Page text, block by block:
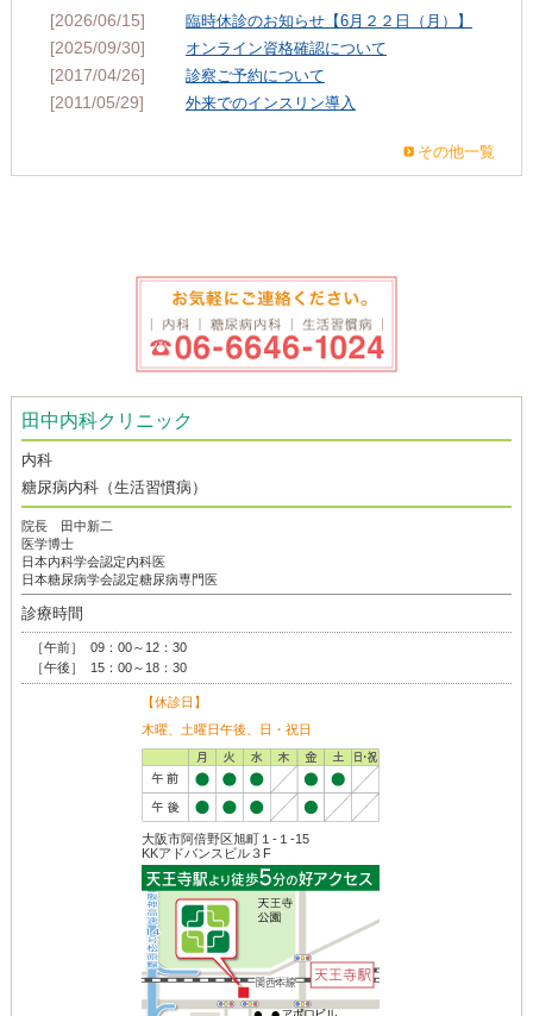
[2026/06/15] 臨時休診のお知らせ【6月２２日（月）】
[2025/09/30] オンライン資格確認について
[2017/04/26] 診察ご予約について
[2011/05/29] 外来でのインスリン導入
その他一覧
田中内科クリニック
内科
糖尿病内科（生活習慣病）
院長 田中新二
医学博士
日本内科学会認定内科医
日本糖尿病学会認定糖尿病専門医
診療時間
［午前］
09：00～12：30
［午後］
15：00～18：30
【休診日】
木曜、土曜日午後、日・祝日
大阪市阿倍野区旭町１-１-15
KKアドバンスビル３F